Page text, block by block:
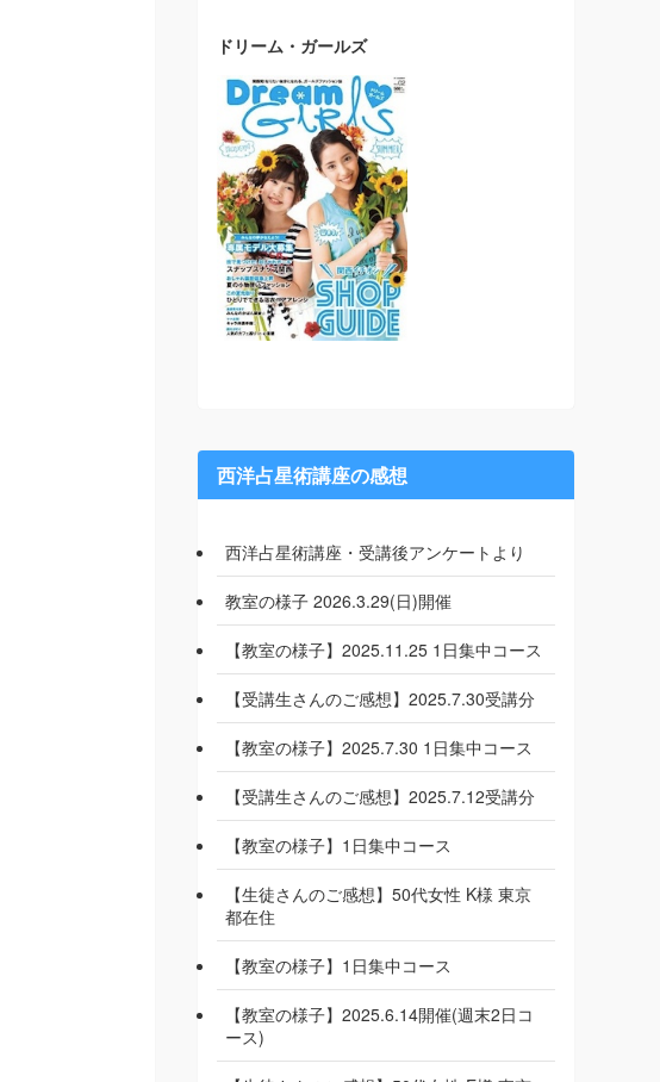
ドリーム・ガールズ
西洋占星術講座の感想
西洋占星術講座・受講後アンケートより
教室の様子 2026.3.29(日)開催
【教室の様子】2025.11.25 1日集中コース
【受講生さんのご感想】2025.7.30受講分
【教室の様子】2025.7.30 1日集中コース
【受講生さんのご感想】2025.7.12受講分
【教室の様子】1日集中コース
【生徒さんのご感想】50代女性 K様 東京
都在住
【教室の様子】1日集中コース
【教室の様子】2025.6.14開催(週末2日コ
ース)